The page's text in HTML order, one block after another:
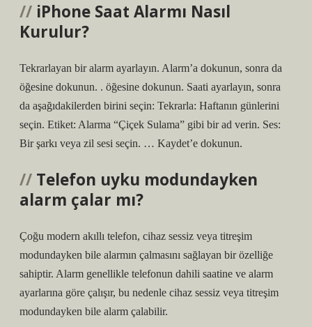
iPhone Saat Alarmı Nasıl
Kurulur?
Tekrarlayan bir alarm ayarlayın. Alarm’a dokunun, sonra da
öğesine dokunun. . öğesine dokunun. Saati ayarlayın, sonra
da aşağıdakilerden birini seçin: Tekrarla: Haftanın günlerini
seçin. Etiket: Alarma “Çiçek Sulama” gibi bir ad verin. Ses:
Bir şarkı veya zil sesi seçin. … Kaydet’e dokunun.
Telefon uyku modundayken
alarm çalar mı?
Çoğu modern akıllı telefon, cihaz sessiz veya titreşim
modundayken bile alarmın çalmasını sağlayan bir özelliğe
sahiptir. Alarm genellikle telefonun dahili saatine ve alarm
ayarlarına göre çalışır, bu nedenle cihaz sessiz veya titreşim
modundayken bile alarm çalabilir.